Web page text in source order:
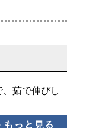
茹で伸びし